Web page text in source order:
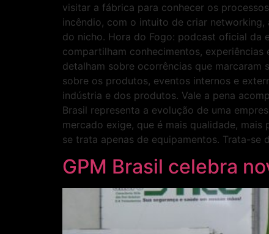
visitar a fábrica para conhecer os
incêndio, com o intuito de criar
do nicho. Hora do Fogo: podcast oficial da
compartilham conhecimentos,
detalham sobre ocorrências que
sobre os produtos, eventos internos e
indústria e dos produtos. Vale a pena
Brasil representa a evolução de uma
mercado exige, que é mais qualidade,
se trata apenas de equipamentos. Trata-se
GPM Brasil celebra